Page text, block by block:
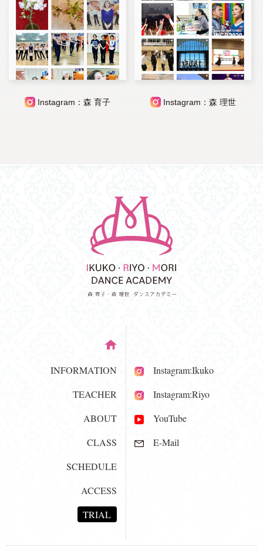
Instagram：森 育子 Instagram：森 理世
INFORMATION
TEACHER
ABOUT
CLASS
SCHEDULE
ACCESS
TRIAL
Instagram:Ikuko
Instagram:Riyo
YouTube
E-Mail